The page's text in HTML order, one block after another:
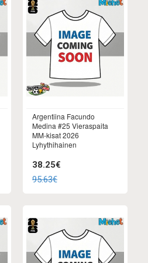
Argentiina Facundo
Medina #25 Vieraspaita
MM-kisat 2026
Lyhythihainen
38.25€
95.63€